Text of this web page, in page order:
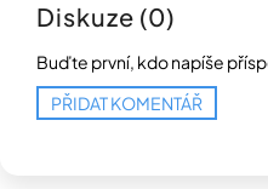
Diskuze (0)
Buďte první, kdo napíše
PŘIDAT KOMENTÁŘ